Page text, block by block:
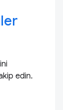
edin.